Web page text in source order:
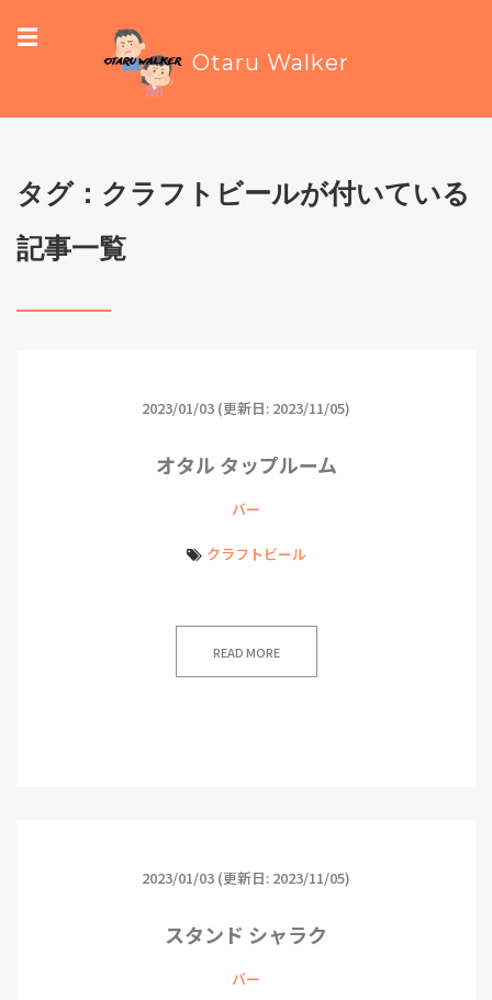
☰
Otaru Walker
タグ：クラフトビールが付いている
記事一覧
2023/01/03 (更新日: 2023/11/05)
オタル タップルーム
バー
クラフトビール
READ MORE
2023/01/03 (更新日: 2023/11/05)
スタンド シャラク
バー